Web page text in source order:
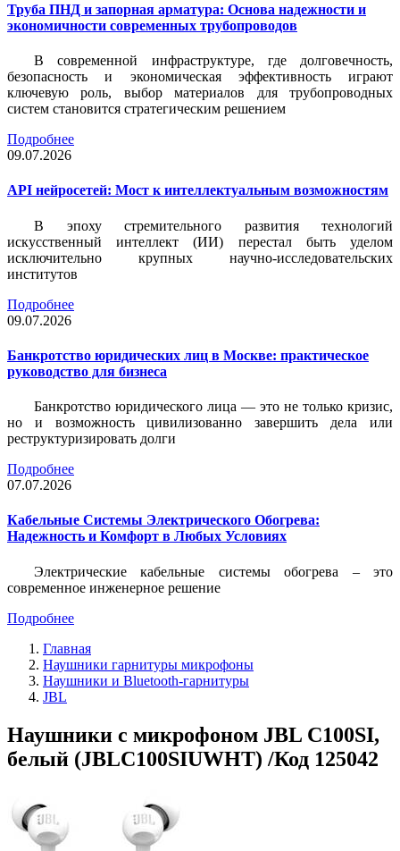
Труба ПНД и запорная арматура: Основа надежности и
экономичности современных трубопроводов
В современной инфраструктуре, где долговечность,
безопасность и экономическая эффективность играют
ключевую роль, выбор материалов для трубопроводных
систем становится стратегическим решением
Подробнее
09.07.2026
API нейросетей: Мост к интеллектуальным возможностям
В эпоху стремительного развития технологий
искусственный интеллект (ИИ) перестал быть уделом
исключительно крупных научно-исследовательских
институтов
Подробнее
09.07.2026
Банкротство юридических лиц в Москве: практическое
руководство для бизнеса
Банкротство юридического лица — это не только кризис,
но и возможность цивилизованно завершить дела или
реструктуризировать долги
Подробнее
07.07.2026
Кабельные Системы Электрического Обогрева:
Надежность и Комфорт в Любых Условиях
Электрические кабельные системы обогрева – это
современное инженерное решение
Подробнее
Главная
Наушники гарнитуры микрофоны
Наушники и Bluetooth-гарнитуры
JBL
Наушники с микрофоном JBL C100SI,
белый (JBLC100SIUWHT) /Код 125042